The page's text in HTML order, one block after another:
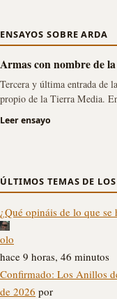
ENSAYOS SOBRE ARDA
Armas con nombre de
Tercera y última entrada de
propio de la Tierra Media.
Leer ensayo
ÚLTIMOS TEMAS DE
¿Qué opináis de lo que se
olo
hace 9 horas, 46 minutos
Confirmado: Los Anillos
de 2026 por